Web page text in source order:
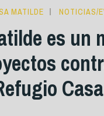
MATILDE NOTICIAS/
es